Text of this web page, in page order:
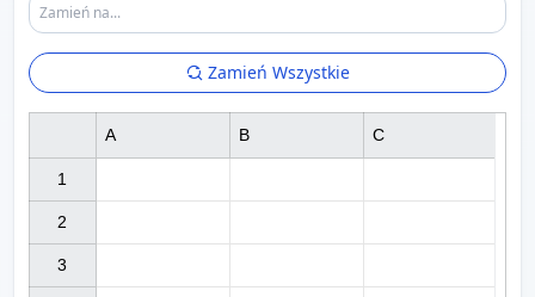
Zamień Wszystkie
1
2
3
A B C